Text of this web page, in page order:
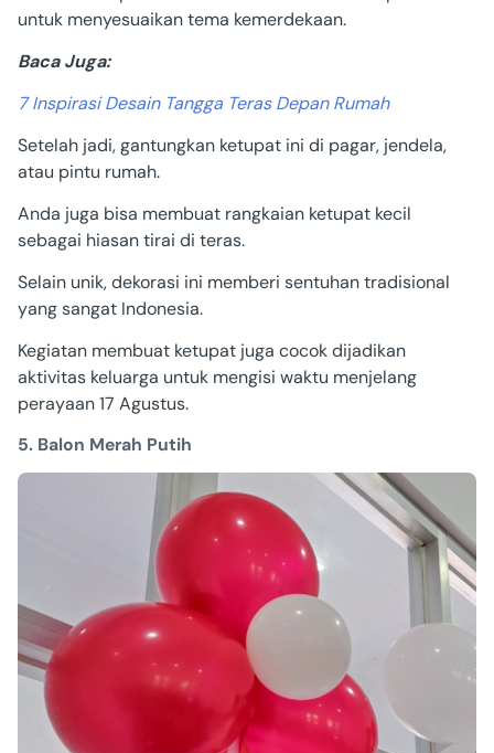
untuk menyesuaikan tema kemerdekaan.
Baca Juga:
7 Inspirasi Desain Tangga Teras Depan Rumah
Setelah jadi, gantungkan ketupat ini di pagar, jendela,
atau pintu rumah.
Anda juga bisa membuat rangkaian ketupat kecil
sebagai hiasan tirai di teras.
Selain unik, dekorasi ini memberi sentuhan tradisional
yang sangat Indonesia.
Kegiatan membuat ketupat juga cocok dijadikan
aktivitas keluarga untuk mengisi waktu menjelang
perayaan 17 Agustus.
5. Balon Merah Putih